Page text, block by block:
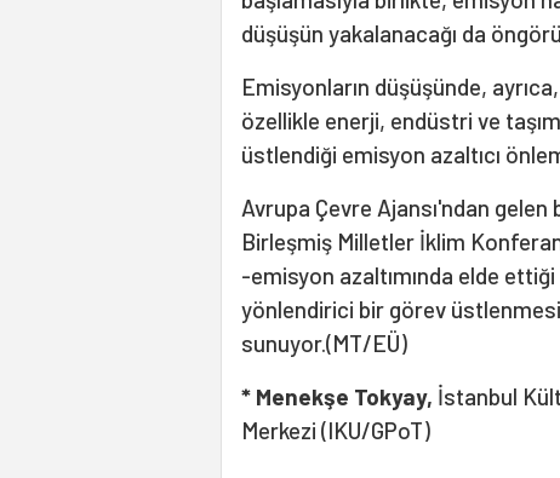
düşüşün yakalanacağı da
Emisyonların düşüşünde,
özellikle enerji, endüstri ve
üstlendiği emisyon azaltıcı
Avrupa Çevre Ajansı'ndan
Birleşmiş Milletler İklim
-emisyon azaltımında elde
yönlendirici bir görev
sunuyor.(MT/EÜ)
* Menekşe Tokyay, İstanbul
Merkezi (IKU/GPoT)